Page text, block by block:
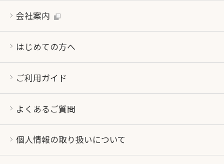
会社案内
はじめての方へ
ご利用ガイド
よくあるご質問
個人情報の取り扱いについて